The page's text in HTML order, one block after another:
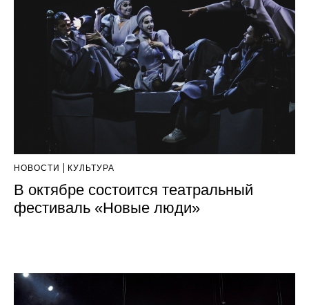
НОВОСТИ КУЛЬТУРА
В октябре состоится театральный
фестиваль «Новые люди»